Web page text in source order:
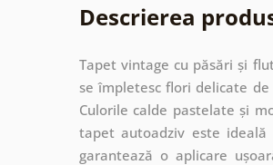
Descrierea
Tapet vintage cu păsări și
se împletesc flori delicate
Culorile calde pastelate și
tapet autoadziv este
garantează o aplicare